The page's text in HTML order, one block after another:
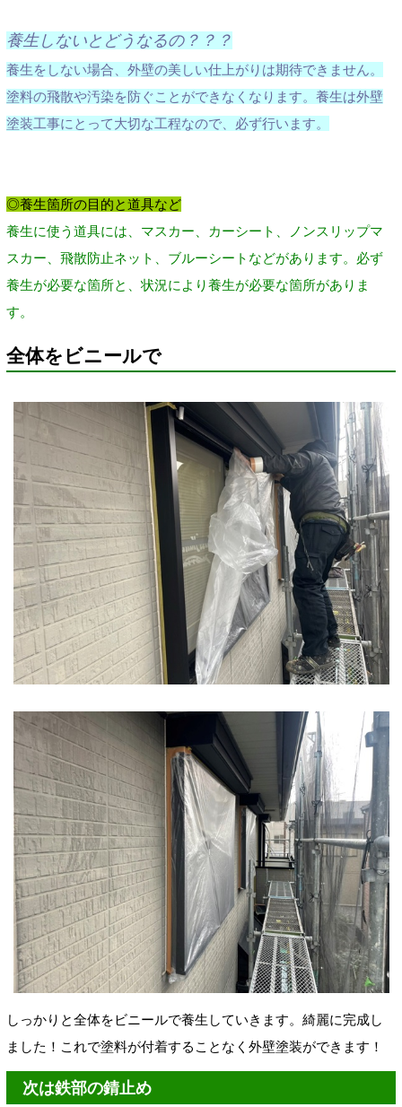
養生しないとどうなるの？？？
養生をしない場合、外壁の美しい仕上がりは期待できません。
塗料の飛散や汚染を防ぐことができなくなります。養生は外壁
塗装工事にとって大切な工程なので、必ず行います。
◎養生箇所の目的と道具など
養生に使う道具には、マスカー、カーシート、ノンスリップマ
スカー、飛散防止ネット、ブルーシートなどがあります。必ず
養生が必要な箇所と、状況により養生が必要な箇所がありま
す。
全体をビニールで
しっかりと全体をビニールで養生していきます。綺麗に完成し
ました！これで塗料が付着することなく外壁塗装ができます！
次は鉄部の錆止め